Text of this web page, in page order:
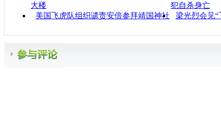
大楼
犯自杀身亡
美国飞虎队组织谴责安倍参拜靖国神社
梁光烈会见“